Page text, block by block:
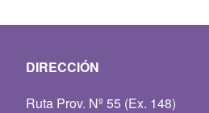
DIRECCIÓN
Ruta Prov. Nº 55 (Ex. 148)